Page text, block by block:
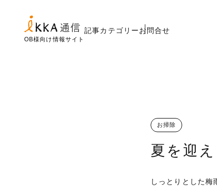
OB様向け情報サイト
記事カテゴリーお問合せ
お掃除
夏を迎
しっとりとした梅